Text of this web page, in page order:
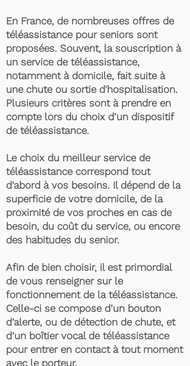
En France, de nombreuses offres de
téléassistance pour seniors sont
proposées. Souvent, la souscription à
un service de téléassistance,
notamment à domicile, fait suite à
une chute ou sortie d'hospitalisation.
Plusieurs critères sont à prendre en
compte lors du choix d’un dispositif
de téléassistance.
Le choix du meilleur service de
téléassistance correspond tout
d’abord à vos besoins. Il dépend de la
superficie de votre domicile, de la
proximité de vos proches en cas de
besoin, du coût du service, ou encore
des habitudes du senior.
Afin de bien choisir, il est primordial
de vous renseigner sur le
fonctionnement de la téléassistance.
Celle-ci se compose d’un bouton
d’alerte, ou de détection de chute, et
d’un boîtier vocal de téléassistance
pour entrer en contact à tout moment
avec le porteur.